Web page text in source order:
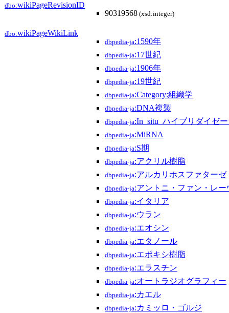
dbo:wikiPageRevisionID
90319568 (xsd:integer)
dbo:wikiPageWikiLink
dbpedia-ja:1590年
dbpedia-ja:17世紀
dbpedia-ja:1906年
dbpedia-ja:19世紀
dbpedia-ja:Category:組織学
dbpedia-ja:DNA複製
dbpedia-ja:In_situ_ハイブリダイゼ
dbpedia-ja:MiRNA
dbpedia-ja:S期
dbpedia-ja:アクリル樹脂
dbpedia-ja:アルカリホスファターゼ
dbpedia-ja:アントニ・ファン・レ
dbpedia-ja:イタリア
dbpedia-ja:ウラン
dbpedia-ja:エオシン
dbpedia-ja:エタノール
dbpedia-ja:エポキシ樹脂
dbpedia-ja:エラスチン
dbpedia-ja:オートラジオグラフィー
dbpedia-ja:カエル
dbpedia-ja:カミッロ・ゴルジ